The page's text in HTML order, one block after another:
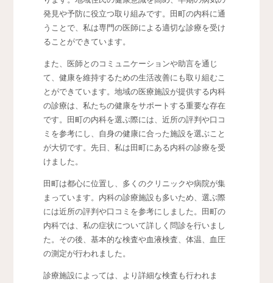
発見や予防に役立つ取り組みです。田町の内科に通
うことで、私は専門の医師による適切な診療を受け
ることができています。
また、医師とのコミュニケーションや助言を通じ
て、健康を維持するための生活改善にも取り組むこ
とができています。地域の医療施設が提供する内科
の診療は、私たちの健康をサポートする重要な存在
です。田町の内科を選ぶ際には、近所の評判や口コ
ミを参考にし、自身の健康に合った施設を選ぶこと
が大切です。先日、私は田町にある内科の診療を受
けました。
田町は都心に位置し、多くのクリニックや病院が集
まっています。内科の診療施設も多いため、選ぶ際
には近所の評判や口コミを参考にしました。田町の
内科では、私の症状について詳しく問診を行いまし
た。その後、基本的な検査や血液検査、体温、血圧
の測定が行われました。
診療施設によっては、より詳細な検査も行われま